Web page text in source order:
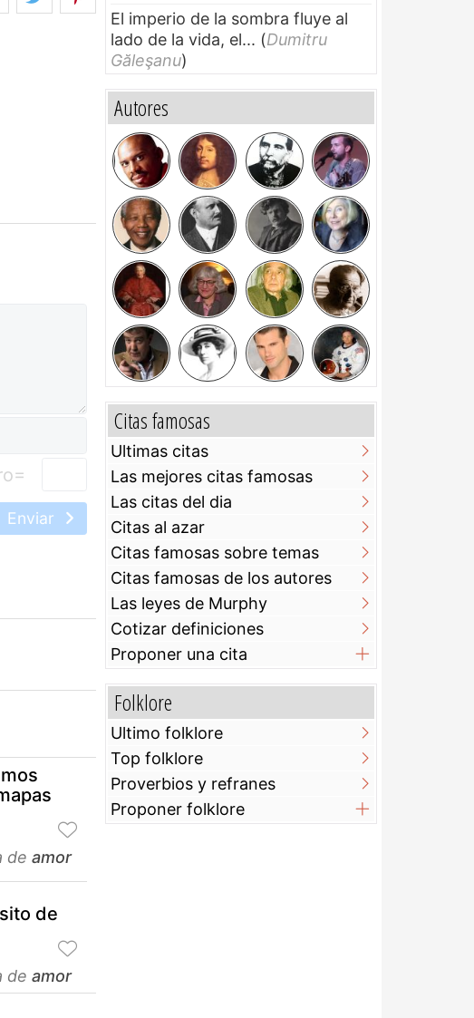
=
Enviar
de amor
de
de amor
El imperio de la sombra fluye al
lado de la vida, el... (Dumitru
Găleşanu)
Autores
Citas famosas
Ultimas citas
Las mejores citas famosas
Las citas del dia
Citas al azar
Citas famosas sobre temas
Citas famosas de los autores
Las leyes de Murphy
Cotizar definiciones
Proponer una cita
Folklore
Ultimo folklore
Top folklore
Proverbios y refranes
Proponer folklore